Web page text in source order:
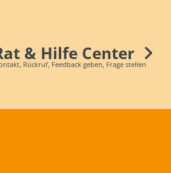
& Hilfe Center
Rückruf, Feedback geben, Frage stellen